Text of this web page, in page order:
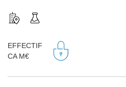
EFFECTIF
CA M€